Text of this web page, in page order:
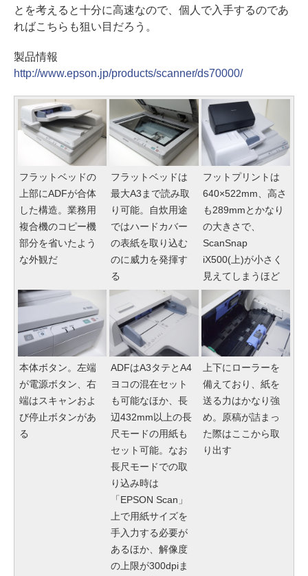
とを考えると十分に高速なので、個人で入手するのであ
ればこちらも狙い目だろう。
製品情報
http://www.epson.jp/products/scanner/ds70000/
フラットベッドの
上部にADFが合体
した構造。業務用
複合機のコピー機
部分を省いたよう
な外観だ
フラットベッドは
最大A3まで読み取
り可能。自炊用途
ではハードカバー
の表紙を取り込む
のに威力を発揮す
る
フットプリントは
640×522mm、高さ
も289mmとかなり
の大きさで、
ScanSnap
iX500(上)が小さく
見えてしまうほど
本体ボタン。左端
が電源ボタン、右
端はスキャンおよ
び停止ボタンがあ
る
ADFはA3タテとA4
ヨコの混在セット
も可能なほか、長
辺432mm以上の長
尺モードの用紙も
セット可能。なお
長尺モードでの取
り込み時は
「EPSON Scan」
上で用紙サイズを
手入力する必要が
あるほか、解像度
の上限が300dpiま
上下にローラーを
備えており、紙を
送る力はかなり強
め。原稿が詰まっ
た際はここから取
り出す